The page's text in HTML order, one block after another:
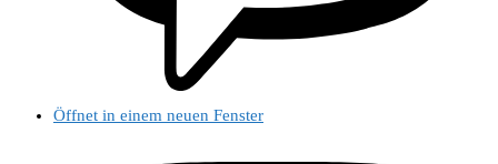
Öffnet in einem neuen Fenster